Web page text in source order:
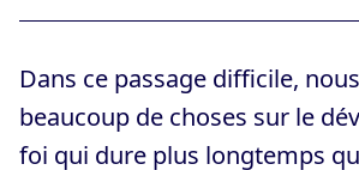
Dans ce passage difficile,
beaucoup de choses sur le
foi qui dure plus longtemps